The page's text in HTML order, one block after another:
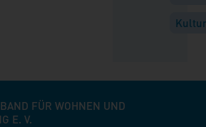
FÜR WOHNEN UND
E. V.